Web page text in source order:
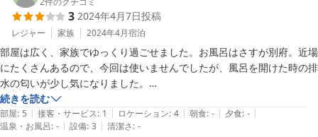
ご投稿いただき、ありがとうございました。
2024-10-08
3 2024年4月7日投稿
レジャー 家族 2024年4月宿泊
部屋は広く、家族でゆっくり過ごせました。お風呂はさすが別府。近場
にたくさんあるので、今回は使いませんでしたが、風呂を開けた時の排
水の匂いが少し気になりました。
実際に入る方は嫌だと思います。
あと、残念だったのは、寝室のベッドのところに前の方が置きっぱなし
続きを読む
部屋: 5 | 接客・サービス: 1 | ロケーション: 4 | 朝食: - | 夕食: - |
温泉・お風呂: - | 設備: 3 | 清潔さ: -